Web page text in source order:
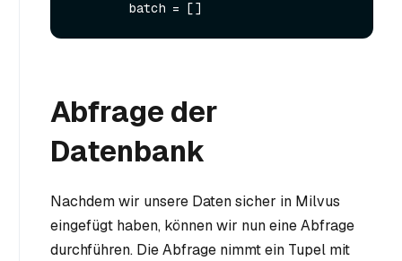
Abfrage der
Datenbank
Nachdem wir unsere Daten sicher in Milvus
eingefügt haben, können wir nun eine Abfrage
durchführen. Die Abfrage nimmt ein Tupel mit